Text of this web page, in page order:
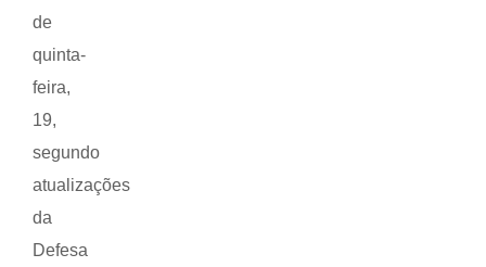
de
quinta-
feira,
19,
segundo
atualizações
da
Defesa